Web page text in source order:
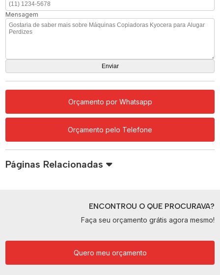
Mensagem
Orçamento por Whatsapp
Orçamento pelo Telefone
Páginas Relacionadas
ENCONTROU O QUE PROCURAVA?
Faça seu orçamento grátis agora mesmo!
Quero meu orçamento